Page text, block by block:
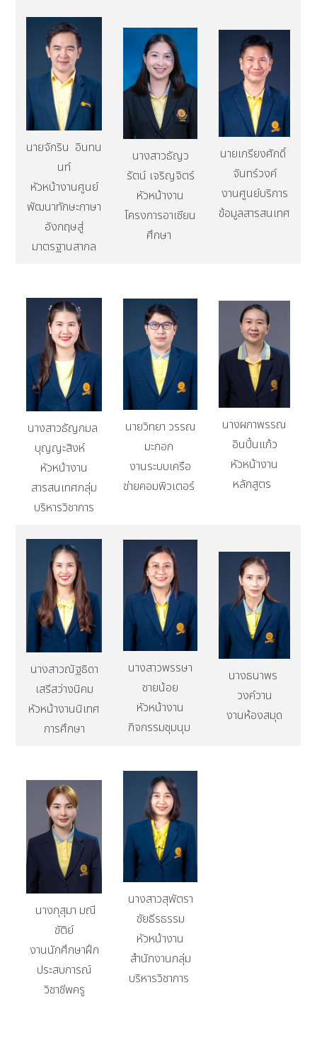
นายจักริน อินทน
นท์
หัวหน้างานศูนย์
พัฒนาทักษะภาษา
อังกฤษสู่
มาตรฐานสากล
นางสาวธัญว
รัตน์ เจริญจิตร์
หัวหน้างาน
โครงการอาเซียน
ศึกษา
นายเกรียงศักดิ์
จันทร์วงค์
งานศูนย์บริการ
ข้อมูลสารสนเทศ
นางสาวธัญกมล
บุญญะสิงห์
หัวหน้างาน
สารสนเทศกลุ่ม
บริหารวิชาการ
นายวิทยา วรรณ
มะกอก
งานระบบเครือ
ข่ายคอมพิวเตอร์
นางผกาพรรณ
อินปั๋นแก้ว
หัวหน้างาน
หลักสูตร
นางสาวณัฐธิดา
เสรีสว่างนิคม
หัวหน้างานนิเทศ
การศึกษา
นางสาวพรรษา
ชายน้อย
หัวหน้างาน
กิจกรรมชุมนุม
นางธนาพร
วงค์วาน
งานห้องสมุด
นางกุสุมา มณี
ขัติย์
งานนักศึกษาฝึก
ประสบการณ์
วิชาชีพครู
นางสาวสุพัตรา
ชัยธีรธรรม
หัวหน้างาน
สำนักงานกลุ่ม
บริหารวิชาการ